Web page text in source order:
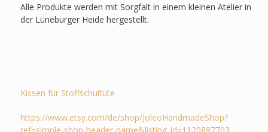
Alle Produkte werden mit Sorgfalt in einem kleinen Atelier in
der Lüneburger Heide hergestellt.
Kissen für Stoffschultüte
https://www.etsy.com/de/shop/JoleoHandmadeShop?
ref=simple-shop-header-name&listing_id=1120897703